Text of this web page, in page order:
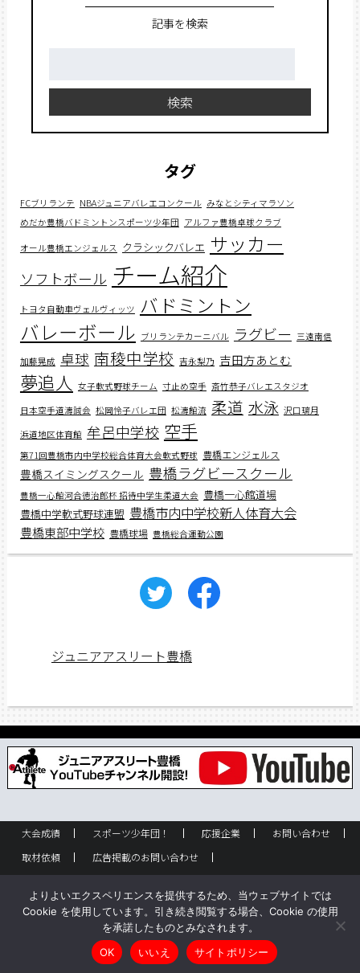
記事を検索
検索
タグ
FCブリランテ NBAジュニアバレエコンクール みなとシティマラソン
めだか豊橋バドミントンスポーツ少年団 アルファ豊橋卓球クラブ
オール豊橋エンジェルス クラシックバレエ サッカー
ソフトボール チーム紹介
トヨタ自動車ヴェルヴィッツ バドミントン
バレーボール ブリランテカーニバル ラグビー 三遠南信
加藤晃成 卓球 南稜中学校 吉永梨乃 吉田方あとむ
夢追人 女子軟式野球チーム 寸止め空手 斎竹恭子バレエスタジオ
日本空手道濤誠会 松岡怜子バレエ団 松濤館流 柔道 水泳 沢口璃月
浜道地区体育館 牟呂中学校 空手
第71回豊橋市内中学校総合体育大会軟式野球 豊橋エンジェルス
豊橋スイミングスクール 豊橋ラグビースクール
豊橋一心館河合徳治郎杯 招待中学生柔道大会 豊橋一心館道場
豊橋中学軟式野球連盟 豊橋市内中学校新人体育大会
豊橋東部中学校 豊橋球場 豊橋総合運動公園
ジュニアアスリート豊橋
大会成績 スポーツ少年団！ 応援企業
お問い合わせ
取材依頼
広告掲載のお問い合わせ
バックナンバー
サイトポリシー
Copyright © ジュニアアスリート豊橋 All rights reserved.
よりよいエクスペリエンスを提供するため、当ウェブサイトでは
Cookie を使用しています。引き続き閲覧する場合、Cookie の使用
を承諾したものとみなされます。
OK
いいえ サイトポリシー